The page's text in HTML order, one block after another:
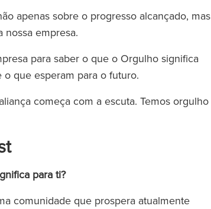
apenas sobre o progresso alcançado, mas
nossa empresa.
para saber o que o Orgulho significa
que esperam para o futuro.
começa com a escuta. Temos orgulho
para ti?
comunidade que prospera atualmente